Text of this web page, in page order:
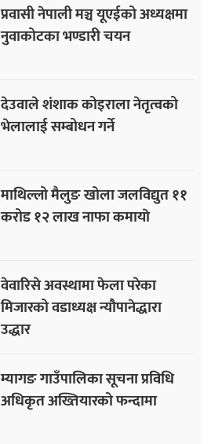
प्रवासी नेपाली मञ्च यूएईको अध्यक्षमा
नुवाकोटका भण्डारी चयन
देउवाले शंशाक कोइराला नेतृत्वको
भेलालाई सम्बोधन गर्ने
माथिल्लो मैलुङ खोला जलविद्युत ११
करोड १२ लाख नाफा कमायाे
वेवारिसे अवस्थामा फेला परेका
मिजारको वडाध्यक्ष न्यौपानेद्धारा
उद्धार
म्यागङ गाउँपालिका सूचना प्रविधि
अधिकृत अख्तियारको फन्दामा